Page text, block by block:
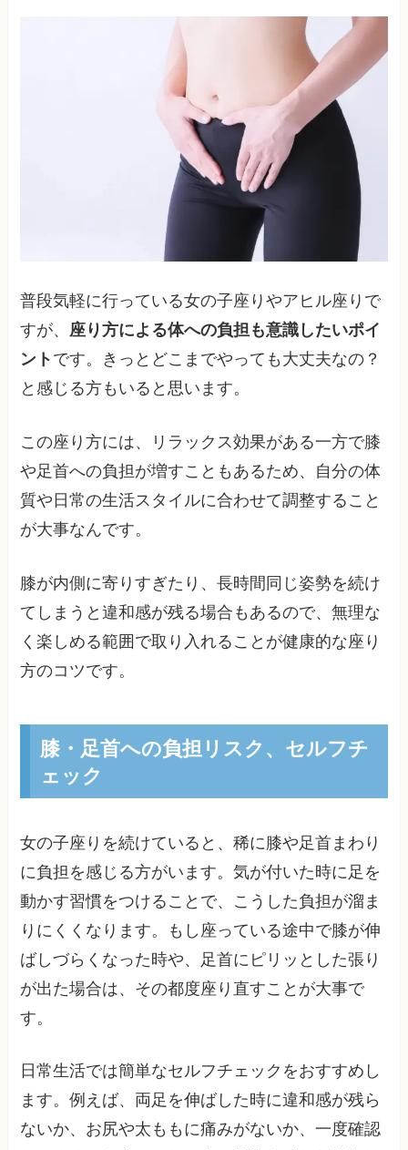
普段気軽に行っている女の子座りやアヒル座りで
すが、 座り方による体への負担も意識したいポイ
ント です。きっとどこまでやっても大丈夫なの？
と感じる方もいると思います。
この座り方には、リラックス効果がある一方で膝
や足首への負担が増すこともあるため、自分の体
質や日常の生活スタイルに合わせて調整すること
が大事なんです。
膝が内側に寄りすぎたり、長時間同じ姿勢を続け
てしまうと違和感が残る場合もあるので、無理な
く楽しめる範囲で取り入れることが健康的な座り
方のコツです。
膝・足首への負担リスク、セルフチ
ェック
女の子座りを続けていると、稀に膝や足首まわり
に負担を感じる方がいます。気が付いた時に足を
動かす習慣をつけることで、こうした負担が溜ま
りにくくなります。もし座っている途中で膝が伸
ばしづらくなった時や、足首にピリッとした張り
が出た場合は、その都度座り直すことが大事で
す。
日常生活では簡単なセルフチェックをおすすめし
ます。例えば、両足を伸ばした時に違和感が残ら
ないか、お尻や太ももに痛みがないか、一度確認